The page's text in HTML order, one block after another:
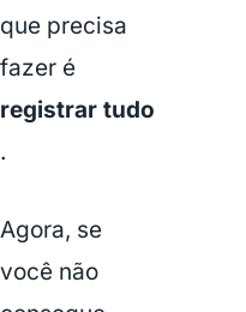
que precisa
fazer é
registrar tudo
.
Agora, se
você não